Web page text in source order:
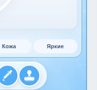
Кожа Яркие